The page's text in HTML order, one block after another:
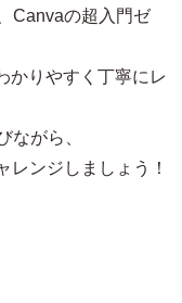
Canvaの超入門ゼ
かりやすく丁寧にレ
ながら、
レンジしましょう！